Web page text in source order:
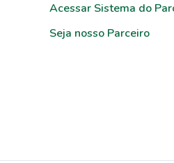
Acessar Sistema do
Seja nosso Parceiro